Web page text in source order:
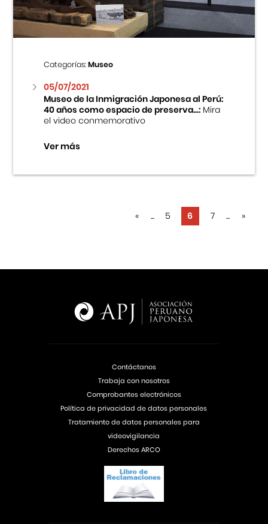
Categorías:Museo
05/07/2021
Museo de la Inmigración Japonesa al Perú:
40 años como espacio de preserva...:Mira
el video conmemorativo
Ver más
« ... 5 6 7 ... »
Contáctanos
Trabaja con nosotros
Comprobantes electrónicos
Política de privacidad de datos personales
Tratamiento de datos personales para
videovigilancia
Derechos ARCO